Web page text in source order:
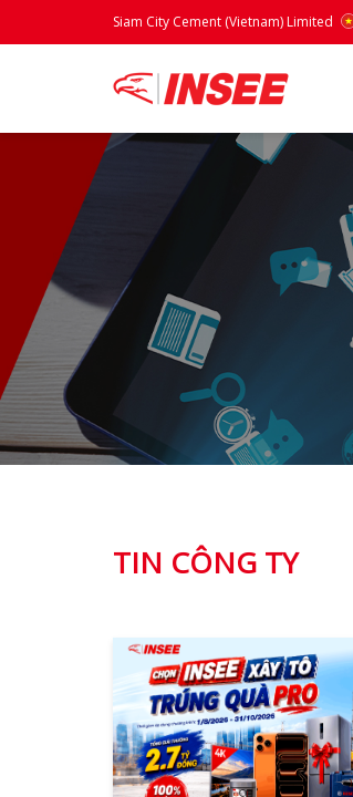
Siam City Cement (Vietnam) Limited
TIN CÔNG TY